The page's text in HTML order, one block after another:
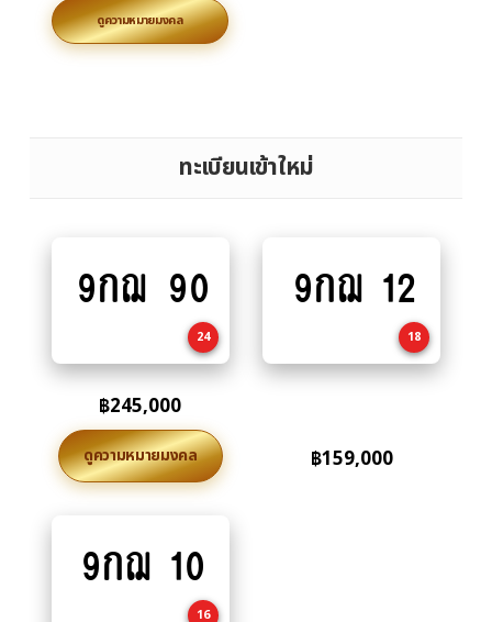
ดูความหมายมงคล
ทะเบียนเข้าใหม่
to
9กฌ 90
24
฿245,000
ดูความหมายมงคล
9กฌ 12
18
฿159,000
9กฌ 10
16